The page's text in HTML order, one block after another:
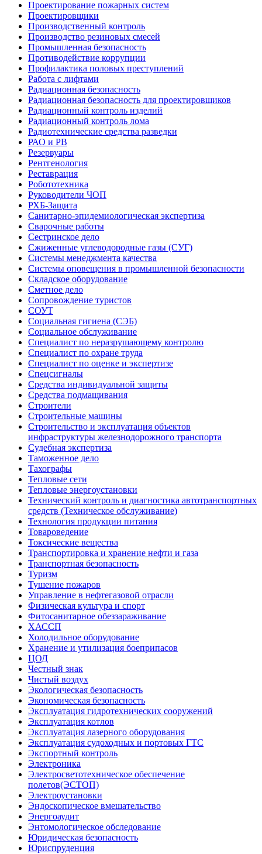
Проектирование пожарных систем
Проектировщики
Производственный контроль
Производство резиновых смесей
Промышленная безопасность
Противодействие коррупции
Профилактика половых преступлений
Работа с лифтами
Радиационная безопасность
Радиационная безопасность для проектировщиков
Радиационный контроль изделий
Радиационный контроль лома
Радиотехнические средства разведки
РАО и РВ
Резервуары
Рентгенология
Реставрация
Робототехника
Руководители ЧОП
РХБ-Защита
Санитарно-эпидемиологическая экспертиза
Сварочные работы
Сестринское дело
Сжиженные углеводородные газы (СУГ)
Системы менеджмента качества
Системы оповещения в промышленной безопасности
Складское оборудование
Сметное дело
Сопровождение туристов
СОУТ
Социальная гигиена (СЭБ)
Социальное обслуживание
Специалист по неразрушающему контролю
Специалист по охране труда
Специалист по оценке и экспертизе
Спецсигналы
Средства индивидуальной защиты
Средства подмащивания
Строители
Строительные машины
Строительство и эксплуатация объектов
инфраструктуры железнодорожного транспорта
Судебная экспертиза
Таможенное дело
Тахографы
Тепловые сети
Тепловые энергоустановки
Технический контроль и диагностика автотранспортных
средств (Техническое обслуживание)
Технология продукции питания
Товароведение
Токсические вещества
Транспортировка и хранение нефти и газа
Транспортная безопасность
Туризм
Тушение пожаров
Управление в нефтегазовой отрасли
Физическая культура и спорт
Фитосанитарное обеззараживание
ХАССП
Холодильное оборудование
Хранение и утилизация боеприпасов
ЦОД
Честный знак
Чистый воздух
Экологическая безопасность
Экономическая безопасность
Эксплуатация гидротехнических сооружений
Эксплуатация котлов
Эксплуатация лазерного оборудования
Эксплуатация судоходных и портовых ГТС
Экспортный контроль
Электроника
Электросветотехническое обеспечение
полетов(ЭСТОП)
Электроустановки
Эндоскопическое вмешательство
Энергоаудит
Энтомологическое обследование
Юридическая безопасность
Юриспруденция